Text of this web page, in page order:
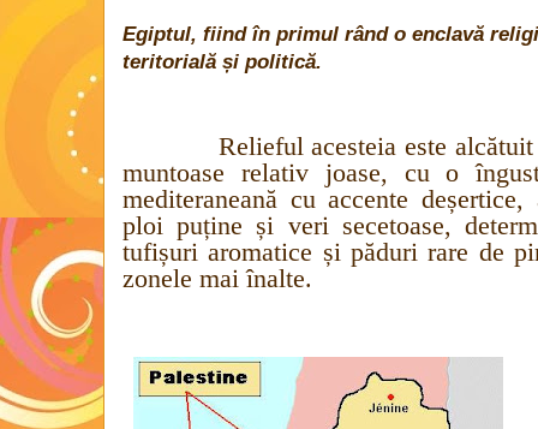
Egiptul, fiind în primul rând o enclavă
teritorială și politică.
Relieful acesteia este
muntoase relativ joase, cu o
mediteraneană cu accente
ploi puține și veri secetoase,
tufișuri aromatice și păduri rare de
zonele mai înalte.